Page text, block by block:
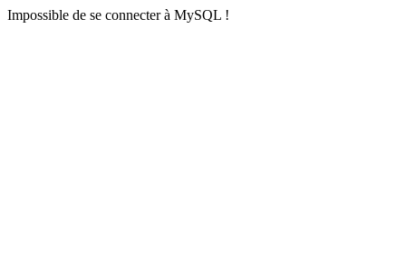
Impossible de se connecter à MySQL !